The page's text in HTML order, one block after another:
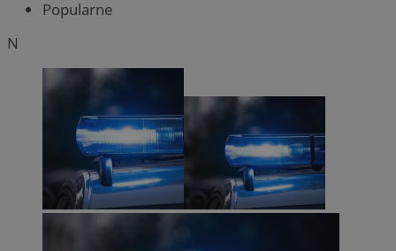
Popularne
N